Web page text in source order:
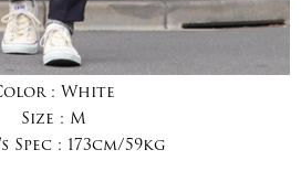
: White
Size : M
Spec : 173cm/59kg